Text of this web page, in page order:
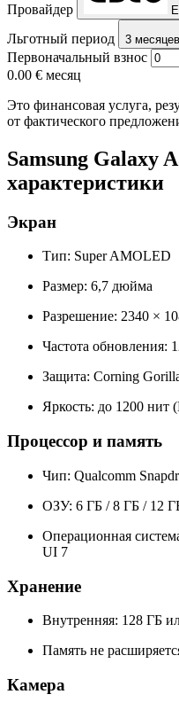
Провайдер
Льготный период 3 месяцев
Первоначальный взнос
0.00 € месяц
Это финансовая услуга,
от фактического
Samsung Galaxy
характеристики
Экран
Тип: Super AMOLED
Размер: 6,7 дюйма
Разрешение: 2340 ×
Частота обновления:
Защита: Corning
Яркость: до 1200 нит
Процессор и память
Чип: Qualcomm
ОЗУ: 6 ГБ / 8 ГБ / 12
Операционная
UI 7
Хранение
Внутренняя: 128 ГБ
Память не
Камера